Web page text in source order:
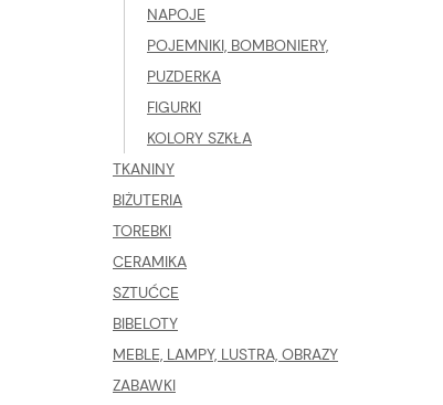
NAPOJE
POJEMNIKI, BOMBONIERY,
PUZDERKA
FIGURKI
KOLORY SZKŁA
TKANINY
BIŻUTERIA
TOREBKI
CERAMIKA
SZTUĆCE
BIBELOTY
MEBLE, LAMPY, LUSTRA, OBRAZY
ZABAWKI